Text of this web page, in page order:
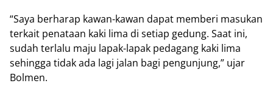
“Saya berharap kawan-kawan dapat memberi masukan
terkait penataan kaki lima di setiap gedung. Saat ini,
sudah terlalu maju lapak-lapak pedagang kaki lima
sehingga tidak ada lagi jalan bagi pengunjung,” ujar
Bolmen.